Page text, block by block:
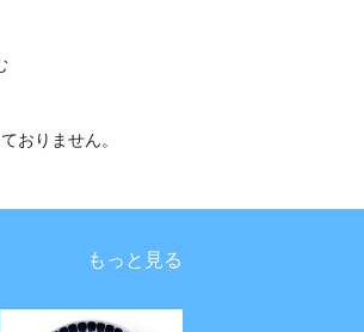
おりません。
もっと見る